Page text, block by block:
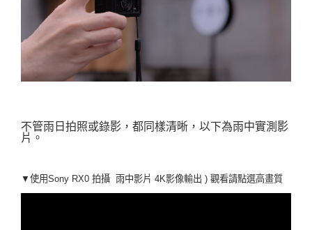
不管雨日拍照或錄影，都同樣清晰，以下為雨中實測影
片。
▼使用Sony RX0 拍攝 雨中影片 4K影像輸出 ) 觀看請點選高畫質